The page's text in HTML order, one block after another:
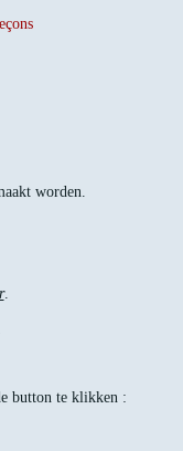
worden.
.
button te klikken :